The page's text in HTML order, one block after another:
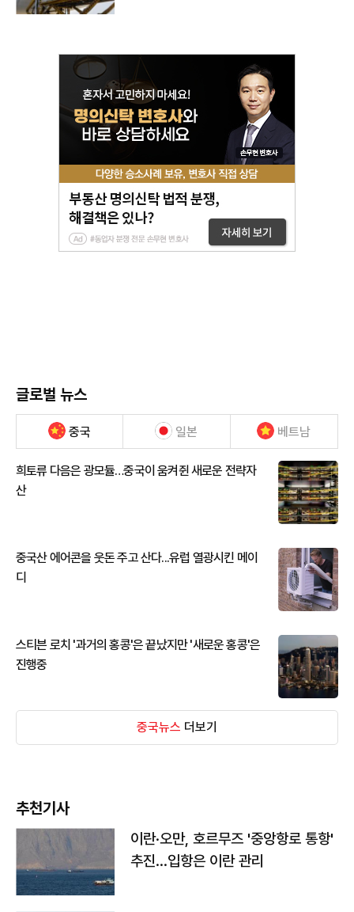
글로벌 뉴스
중국 일본 베트남
희토류 다음은 광모듈…중국이 움켜쥔 새로운 전략자
산
중국산 에어콘을 웃돈 주고 산다...유럽 열광시킨 메이
디
스티븐 로치 '과거의 홍콩'은 끝났지만 '새로운 홍콩'은
진행중
중국뉴스 더보기
추천기사
이란·오만, 호르무즈 '중앙항로 통항'
추진…입항은 이란 관리